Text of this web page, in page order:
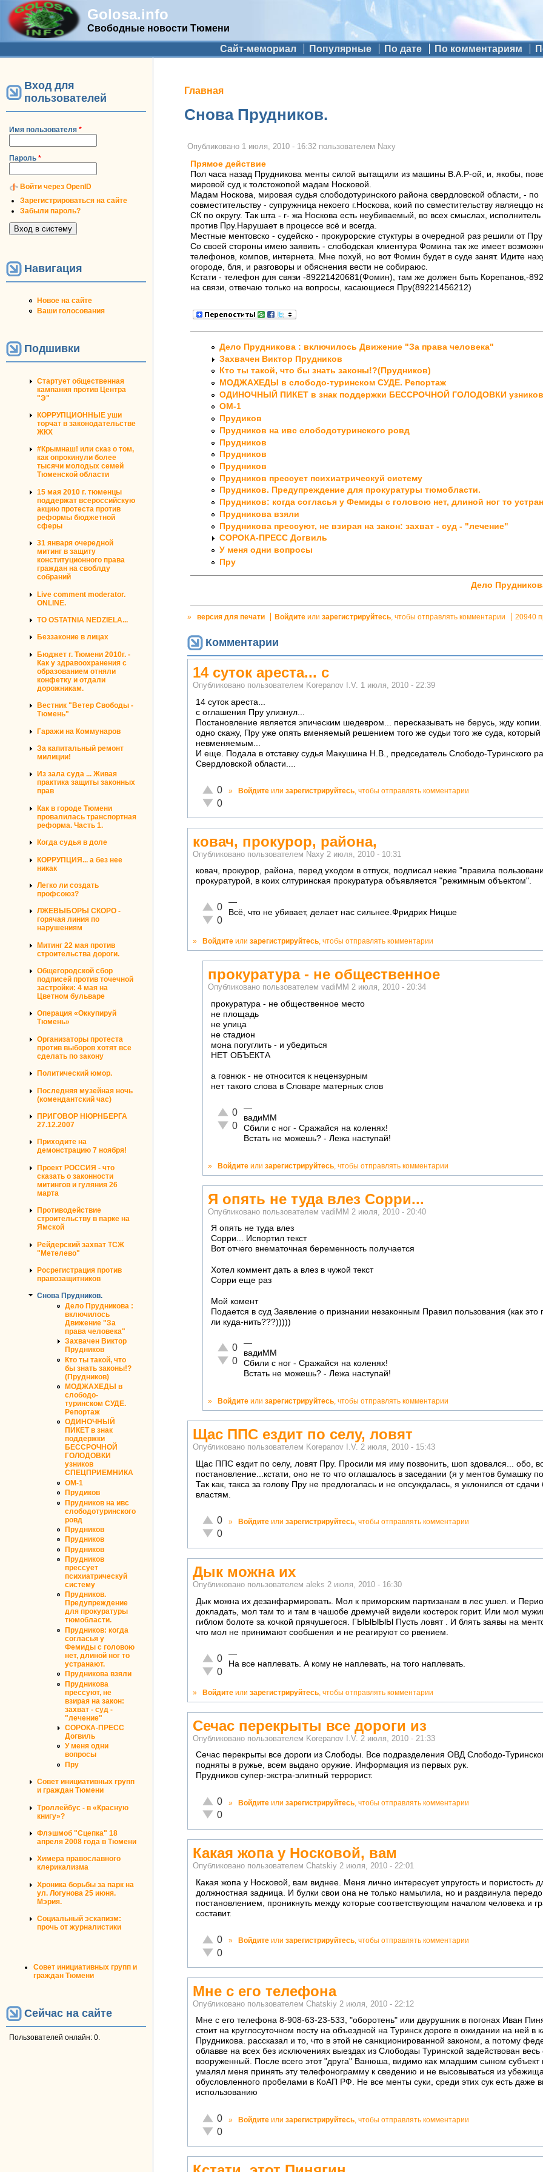
Golosa.info
Свободные новости Тюмени
Дополнительное меню Сайт-мемориал Популярные По дате По комментариям
Вход для
пользователей
Имя пользователя *
Пароль *
Войти через OpenID
Зарегистрироваться на сайте
Забыли пароль?
Навигация
Новое на сайте
Ваши голосования
Подшивки
Стартует общественная
кампания против Центра
"Э"
КОРРУПЦИОННЫЕ уши
торчат в законодательстве
ЖКХ
#Крымнаш! или сказ о том,
как опрокинули более
тысячи молодых семей
Тюменской области
15 мая 2010 г. тюменцы
поддержат всероссийскую
акцию протеста против
реформы бюджетной
сферы
31 января очередной
митинг в защиту
конституционного права
граждан на своблду
собраний
Live comment moderator.
ONLINE.
TO OSTATNIA NEDZIELA...
Беззаконие в лицах
Бюджет г. Тюмени 2010г. -
Как у здравоохранения с
образованием отняли
конфетку и отдали
дорожникам.
Вестник "Ветер Свободы -
Тюмень"
Гаражи на Коммунаров
За капитальный ремонт
милиции!
Из зала суда ... Живая
практика защиты законных
прав
Как в городе Тюмени
провалилась транспортная
реформа. Часть 1.
Когда судья в доле
КОРРУПЦИЯ... а без нее
никак
Легко ли создать
профсоюз?
ЛЖЕВЫБОРЫ СКОРО -
горячая линия по
нарушениям
Митинг 22 мая против
строительства дороги.
Общегородской сбор
подписей против точечной
застройки: 4 мая на
Цветном бульваре
Операция «Оккупируй
Тюмень»
Организаторы протеста
против выборов хотят все
сделать по закону
Политический юмор.
Последняя музейная ночь
(комендантский час)
ПРИГОВОР НЮРНБЕРГА
27.12.2007
Приходите на
демонстрацию 7 ноября!
Проект РОССИЯ - что
сказать о законности
митингов и гуляния 26
марта
Противодействие
строительству в парке на
Ямской
Рейдерский захват ТСЖ
"Метелево"
Росрегистрация против
правозащитников
Снова Прудников.
Дело Прудникова :
включилось
Движение "За
права человека"
Захвачен Виктор
Прудников
Кто ты такой, что
бы знать законы!?
(Прудников)
МОДЖАХЕДЫ в
слободо-
туринском СУДЕ.
Репортаж
ОДИНОЧНЫЙ
ПИКЕТ в знак
поддержки
БЕССРОЧНОЙ
ГОЛОДОВКИ
узников
СПЕЦПРИЕМНИКА
ОМ-1
Прудиков
Прудников на ивс
слободотуринского
ровд
Прудников
Прудников
Прудников
Прудников
прессует
психиатрическуй
систему
Прудников.
Предупреждение
для прокуратуры
тюмобласти.
Прудников: когда
согласья у
Фемиды с головою
нет, длиной ног то
устранают.
Прудникова взяли
Прудникова
прессуют, не
взирая на закон:
захват - суд -
"лечение"
СОРОКА-ПРЕСС
Догвиль
У меня одни
вопросы
Пру
Совет инициативных групп
и граждан Тюмени
Троллейбус - в «Красную
книгу»?
Флэшмоб "Сцепка" 18
апреля 2008 года в Тюмени
Химера православного
клерикализма
Хроника борьбы за парк на
ул. Логунова 25 июня.
Мэрия.
Социальный эскапизм:
прочь от журналистики
Совет инициативных групп и
граждан Тюмени
Сейчас на сайте
Пользователей онлайн: 0.
Вы здесь
Главная
Снова Прудников.
Опубликовано 1 июля, 2010 - 16:32 пользователем Naxy
Прямое действие
Пол часа назад Прудникова менты силой вытащили из машины В.А.Р-ой, и, якобы,
мировой суд к толстожопой мадам Носковой.
Мадам Носкова, мировая судья слободотуринского района свердловской области, - по
совместительству - супружница некоего г.Носкова, коий по свместительству являеццо
СК по округу. Так шта - г- жа Носкова есть неубиваемый, во всех смыслах,
против Пру.Нарушает в процессе всё и всегда.
Местные ментовско - судейско - прокурорские стуктуры в очередной раз решили от Пру
Со своей стороны имею заявить - слободская клиентура Фомина так же имеет
телефонов, компов, интернета. Мне похуй, но вот Фомин будет в суде занят. Идите
огороде, бля, и разговоры и обяснения вести не собираюс.
Кстати - телефон для связи -89221420681(Фомин), там же должен быть Корепанов,-
на связи, отвечаю только на вопросы, касающиеся Пру(89221456212)
Дело Прудникова : включилось Движение "За права человека"
Захвачен Виктор Прудников
Кто ты такой, что бы знать законы!?(Прудников)
МОДЖАХЕДЫ в слободо-туринском СУДЕ. Репортаж
ОДИНОЧНЫЙ ПИКЕТ в знак поддержки БЕССРОЧНОЙ ГОЛОДОВКИ
ОМ-1
Прудиков
Прудников на ивс слободотуринского ровд
Прудников
Прудников
Прудников
Прудников прессует психиатрическуй систему
Прудников. Предупреждение для прокуратуры тюмобласти.
Прудников: когда согласья у Фемиды с головою нет, длиной ног то
Прудникова взяли
Прудникова прессуют, не взирая на закон: захват - суд - "лечение"
СОРОКА-ПРЕСС Догвиль
У меня одни вопросы
Пру
Дело
» версия для печати Войдите или зарегистрируйтесь , чтобы отправлять комментарии 20940
Комментарии
14 суток ареста... с
Опубликовано пользователем Korepanov I.V. 1 июля, 2010 - 22:39
14 суток ареста...
с оглашения Пру улизнул...
Постановление является эпическим шедевром... пересказывать не берусь, жду копии.
одно скажу, Пру уже опять вменяемый решением того же судьи того же суда, который
невменяемым...
И еще. Подала в отставку судья Макушина Н.В., председатель Слободо-Туринского
Свердловской области....
Отлично!
0
Неадекватно!
0
» Войдите или зарегистрируйтесь, чтобы отправлять комментарии
ковач, прокурор, района,
Опубликовано пользователем Naxy 2 июля, 2010 - 10:31
ковач, прокурор, района, перед уходом в отпуск, подписал некие "правила
прокуратурой, в коих слтуринская прокуратура объявляется "режимным объектом".
Отлично!
0
Неадекватно!
0
—
Всё, что не убивает, делает нас сильнее.Фридрих Ницше
» Войдите или зарегистрируйтесь, чтобы отправлять комментарии
прокуратура - не общественное
Опубликовано пользователем vadiMM 2 июля, 2010 - 20:34
прокуратура - не общественное место
не площадь
не улица
не стадион
мона погуглить - и убедиться
НЕТ ОБЪЕКТА
а говнюк - не относится к нецензурным
нет такого слова в Словаре матерных слов
Отлично!
0
Неадекватно!
0
—
вадиММ
Сбили с ног - Сражайся на коленях!
Встать не можешь? - Лежа наступай!
» Войдите или зарегистрируйтесь , чтобы отправлять комментарии
Я опять не туда влез Сорри...
Опубликовано пользователем vadiMM 2 июля, 2010 - 20:40
Я опять не туда влез
Сорри... Испортил текст
Вот отчего внематочная беременность получается
Хотел коммент дать а влез в чужой текст
Сорри еще раз
Мой комент
Подается в суд Заявление о признании незаконным Правил пользования (как это
ли куда-нить???)))))
Отлично!
0
Неадекватно!
0
—
вадиММ
Сбили с ног - Сражайся на коленях!
Встать не можешь? - Лежа наступай!
» Войдите или зарегистрируйтесь, чтобы отправлять комментарии
Щас ППС ездит по селу, ловят
Опубликовано пользователем Korepanov I.V. 2 июля, 2010 - 15:43
Щас ППС ездит по селу, ловят Пру. Просили мя иму позвонить, шоп здовался... обо,
постановление...кстати, оно не то что оглашалось в заседании (я у ментов бумашку
Так как, такса за голову Пру не предлогалась и не опсуждалась, я уклонился от сдачи
властям.
Отлично!
0
Неадекватно!
0
» Войдите или зарегистрируйтесь, чтобы отправлять комментарии
Дык можна их
Опубликовано пользователем aleks 2 июля, 2010 - 16:30
Дык можна их дезанфармировать. Мол к приморским партизанам в лес ушел. и
докладать, мол там то и там в чашобе дремучей видели костерок горит. Или мол
гиблом болоте за кочкой прячушегося. ГЫЫЫЫЫ Пусть ловят . И блять заявы на
что мол не принимают сообшения и не реагируют со рвением.
Отлично!
0
Неадекватно!
0
—
На все наплевать. А кому не наплевать, на того наплевать.
» Войдите или зарегистрируйтесь , чтобы отправлять комментарии
Сечас перекрыты все дороги из
Опубликовано пользователем Korepanov I.V. 2 июля, 2010 - 21:33
Сечас перекрыты все дороги из Слободы. Все подразделения ОВД Слободо-
подняты в ружье, всем выдано оружие. Информация из первых рук.
Прудников супер-экстра-элитный террорист.
Отлично!
0
Неадекватно!
0
» Войдите или зарегистрируйтесь, чтобы отправлять комментарии
Какая жопа у Носковой, вам
Опубликовано пользователем Chatskiy 2 июля, 2010 - 22:01
Какая жопа у Носковой, вам виднее. Меня лично интересует упругость и пористость
должностная задница. И булки свои она не только намылила, но и раздвинула
постановлением, проникнуть между которые соответствующим началом человека и
составит.
Отлично!
0
Неадекватно!
0
» Войдите или зарегистрируйтесь, чтобы отправлять комментарии
Мне с его телефона
Опубликовано пользователем Chatskiy 2 июля, 2010 - 22:12
Мне с его телефона 8-908-63-23-533, "оборотень" или двурушник в погонах Иван
стоит на круглосуточном посту на объездной на Туринск дороге в ожидании на ней в
Прудникова. рассказал и то, что в этой не санкционированной законом, а потому
облавве на всех без исключениях выездах из Слободаы Туринской задействован
вооруженный. После всего этот "друга" Ванюша, видимо как младшим сыном субъект
умалял меня принять эту телефонограмму к сведению и не высовываться из
обусловленного пробелами в КоАП РФ. Не все менты суки, среди этих сук есть даже
использованию
Отлично!
0
Неадекватно!
0
» Войдите или зарегистрируйтесь , чтобы отправлять комментарии